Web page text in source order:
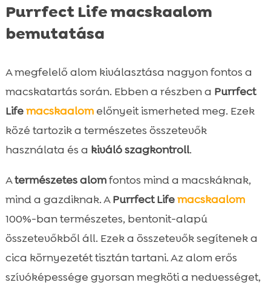
Purrfect Life macskaalom
bemutatása
A megfelelő alom kiválasztása nagyon fontos a
macskatartás során. Ebben a részben a Purrfect
Lifemacskaalomelőnyeit ismerheted meg. Ezek
közé tartozik a természetes összetevők
használata és a kiváló szagkontroll.
Atermészetes alomfontos mind a macskáknak,
mind a gazdiknak. APurrfect Lifemacskaalom
100%-ban természetes, bentonit-alapú
összetevőkből áll. Ezek a összetevők segítenek a
cica környezetét tisztán tartani. Az alom erős
szívóképessége gyorsan megköti a nedvességet,